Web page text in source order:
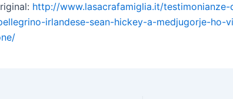
http://www.lasacrafamiglia.it/
irlandese-sean-hickey-a-medjugorje-ho-